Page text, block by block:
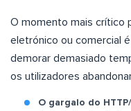
O momento mais crítico
eletrónico ou comercial
demorar demasiado
os utilizadores
O gargalo do